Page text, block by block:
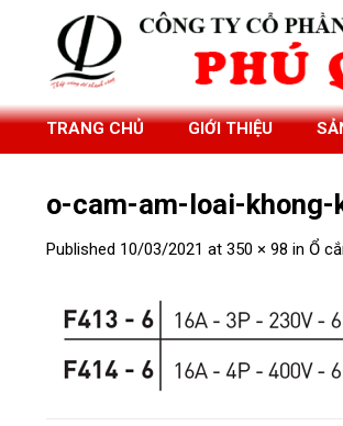
TRANG CHỦ GIỚI THIỆU
o-cam-am-loai-
Published 10/03/2021 at 350 × 98 in Ổ